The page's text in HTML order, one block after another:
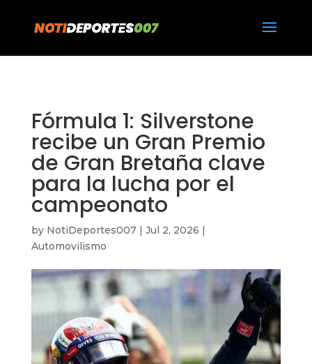
Fórmula 1: Silverstone
recibe un Gran Premio
de Gran Bretaña clave
para la lucha por el
campeonato
by NotiDeportes007| Jul 2, 2026 |
Automovilismo